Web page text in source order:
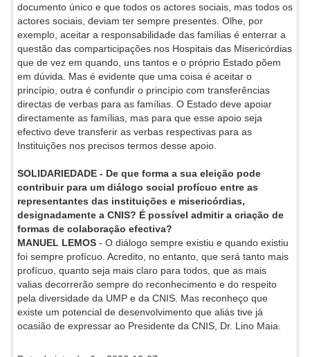
documento único e que todos os actores sociais, mas todos os
actores sociais, deviam ter sempre presentes. Olhe, por
exemplo, aceitar a responsabilidade das famílias é enterrar a
questão das comparticipações nos Hospitais das Misericórdias
que de vez em quando, uns tantos e o próprio Estado põem
em dúvida. Mas é evidente que uma coisa é aceitar o
princípio, outra é confundir o princípio com transferências
directas de verbas para as famílias. O Estado deve apoiar
directamente as famílias, mas para que esse apoio seja
efectivo deve transferir as verbas respectivas para as
Instituições nos precisos termos desse apoio.
SOLIDARIEDADE - De que forma a sua eleição pode
contribuir para um diálogo social profícuo entre as
representantes das instituições e misericórdias,
designadamente a CNIS? É possível admitir a criação de
formas de colaboração efectiva?
MANUEL LEMOS - O diálogo sempre existiu e quando existiu
foi sempre profícuo. Acredito, no entanto, que será tanto mais
profícuo, quanto seja mais claro para todos, que as mais
valias decorrerão sempre do reconhecimento e do respeito
pela diversidade da UMP e da CNIS. Mas reconheço que
existe um potencial de desenvolvimento que aliás tive já
ocasião de expressar ao Presidente da CNIS, Dr. Lino Maia.